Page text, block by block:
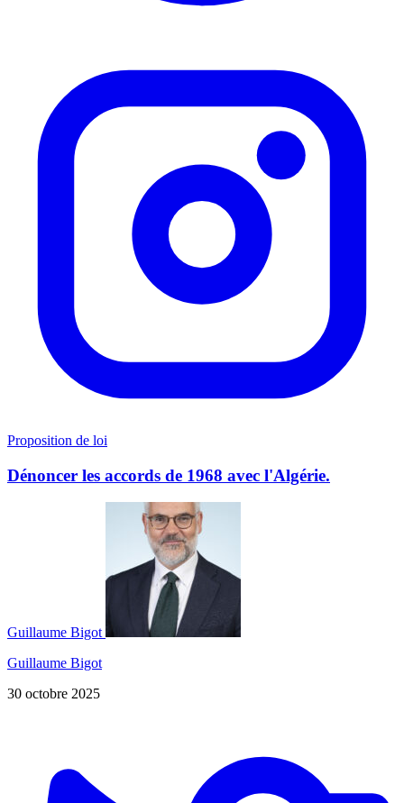
Proposition de loi
Dénoncer les accords de 1968 avec l'Algérie.
Guillaume Bigot
Guillaume Bigot
30 octobre 2025